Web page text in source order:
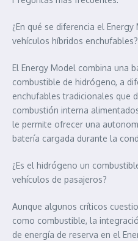
¿En qué se diferencia el
vehículos híbridos enchufables?
El Energy Model combina una
combustible de hidrógeno, a
enchufables tradicionales que
combustión interna
le permite ofrecer una
batería cargada durante la
¿Es el hidrógeno un
vehículos de pasajeros?
Aunque algunos críticos
como combustible, la
de energía de reserva en el